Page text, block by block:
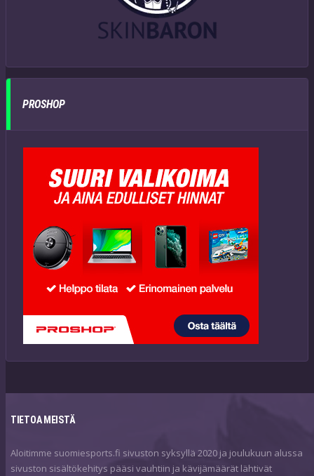
PROSHOP
TIETOA MEISTÄ
Aloitimme suomiesports.fi sivuston syksyllä 2020 ja joulukuun alussa
sivuston sisältökehitys pääsi vauhtiin ja kävijämäärät lähtivät